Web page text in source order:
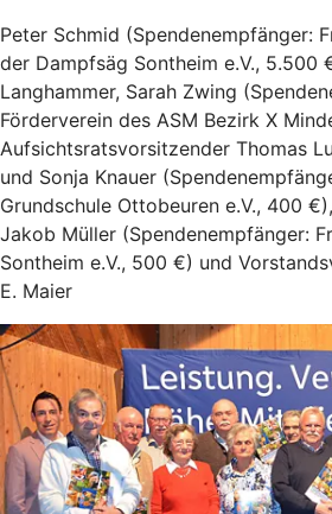
Peter Schmid (Spendenempfänger:
der Dampfsäg Sontheim e.V., 5.500
Langhammer, Sarah Zwing
Förderverein des ASM Bezirk X
Aufsichtsratsvorsitzender Thomas
und Sonja Knauer
Grundschule Ottobeuren e.V., 400
Jakob Müller (Spendenempfänger:
Sontheim e.V., 500 €) und
E. Maier